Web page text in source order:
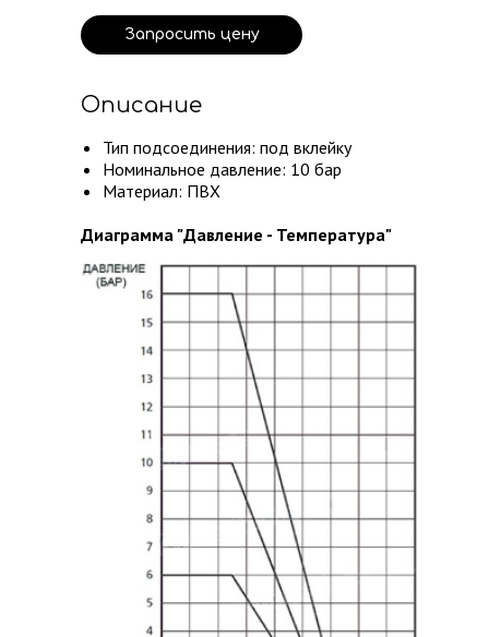
Запросить цену
Описание
Тип подсоединения: под вклейку
Номинальное давление: 10 бар
Материал: ПВХ
Диаграмма "Давление - Температура"